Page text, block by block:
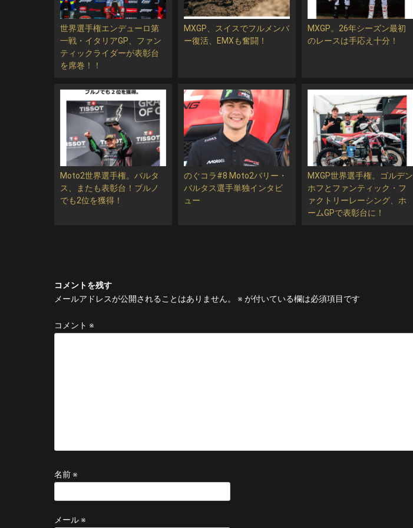
世界選手権エンデューロ第
一戦・イタリアGP、ファン
ティックライダーが表彰台
を席巻！！
MXGP、スイスでフルメンバ
ー復活、EMXも奮闘！
MXGP。26年シーズン最初
のレースは手応え十分！
Moto2世界選手権。バルタ
ス、またも表彰台！ブルノ
でも2位を獲得！
のぐコラ#8 Moto2バリー・
バルタス選手単独インタビ
ュー
MXGP世界選手権。ゴルデン
ホフとファンティック・フ
ァクトリーレーシング、ホ
ームGPで表彰台に！
コメントを残す
メールアドレスが公開されることはありません。
※ が付いている欄は必須項目です
コメント ※
名前※
メール※